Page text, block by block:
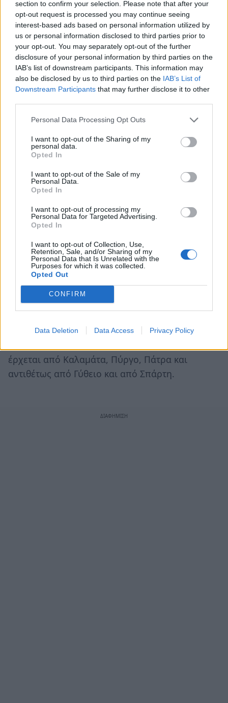
section to confirm your selection. Please note that after your
opt-out request is processed you may continue seeing
interest-based ads based on personal information utilized by
us or personal information disclosed to third parties prior to
your opt-out. You may separately opt-out of the further
disclosure of your personal information by third parties on the
IAB’s list of downstream participants. This information may
also be disclosed by us to third parties on the IAB’s List of
Downstream Participants that may further disclose it to other
Personal Data Processing Opt Outs
I want to opt-out of the Sharing of my
personal data.
Opted In
I want to opt-out of the Sale of my
Personal Data.
Opted In
I want to opt-out of processing my
Personal Data for Targeted Advertising.
Opted In
I want to opt-out of Collection, Use,
Retention, Sale, and/or Sharing of my
Personal Data that Is Unrelated with the
Purposes for which it was collected.
Opted Out
CONFIRM
Data Deletion Data Access Privacy Policy
Για μία ακόμα φορά ανακύπτει θέμα προστασίας
των οδηγών που κινούνται στον συγκεκριμένο
δρόμο. Η τοποθέτηση προστατευτικών
κιγκλιδωμάτων θα πρέπει να γίνει σε όλο το
μήκος του δρόμου, ενώ η σηματοδότηση θα
μεγάλος αριθμός ανυποψίαστων τουριστών
έρχεται από Καλαμάτα, Πύργο, Πάτρα και
αντιθέτως από Γύθειο και από Σπάρτη.